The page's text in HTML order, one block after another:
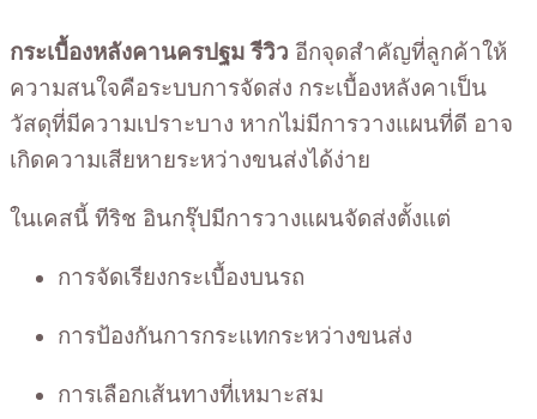
กระเบื้องหลังคานครปฐม รีวิว อีกจุดสำคัญที่ลูกค้าให้
ความสนใจคือระบบการจัดส่ง กระเบื้องหลังคาเป็น
วัสดุที่มีความเปราะบาง หากไม่มีการวางแผนที่ดี อาจ
เกิดความเสียหายระหว่างขนส่งได้ง่าย
ในเคสนี้ ทีริช อินกรุ๊ปมีการวางแผนจัดส่งตั้งแต่
การจัดเรียงกระเบื้องบนรถ
การป้องกันการกระแทกระหว่างขนส่ง
การเลือกเส้นทางที่เหมาะสม